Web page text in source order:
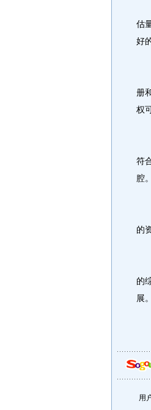
估
好
册
权
符
腔。
的
“
的
展
用